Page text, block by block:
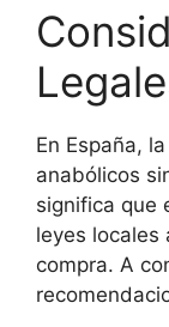
En España,
anabólicos
significa que
leyes locales
compra. A